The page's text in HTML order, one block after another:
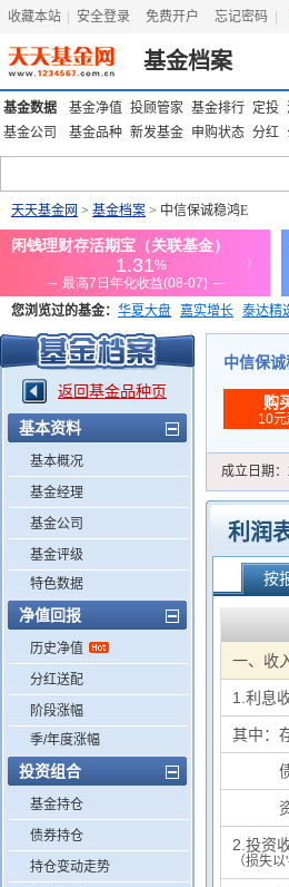
收藏本站 安全登录 免费开户 忘记密码
基金档案
基金数据 基金净值 投顾管家 基金排行 定投
基金公司
基金品种 新发基金 申购状态 分红
天天基金网 > 基金档案 > 中信保诚稳鸿E
您浏览过的基金： 华夏大盘 嘉实增长 泰达精
添富优势 华安宏利 上证180价值ETF
返回基金品种页
基本资料
基本概况
基金经理
基金公司
基金评级
特色数据
净值回报
历史净值
分红送配
阶段涨幅
季/年度涨幅
投资组合
基金持仓
债券持仓
持仓变动走势
中信保
购
10
成立日期：
利润
按
一、收
1.利息
其中：
2.投资
（损失以